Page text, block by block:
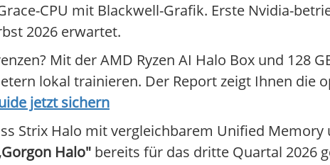
CPU mit Blackwell-Grafik. Erste Nvidia-
2026 erwartet.
Mit der AMD Ryzen AI Halo Box und 128
lokal trainieren. Der Report zeigt Ihnen die
jetzt sichern
Strix Halo mit vergleichbarem Unified Memory
Halo" bereits für das dritte Quartal 2026